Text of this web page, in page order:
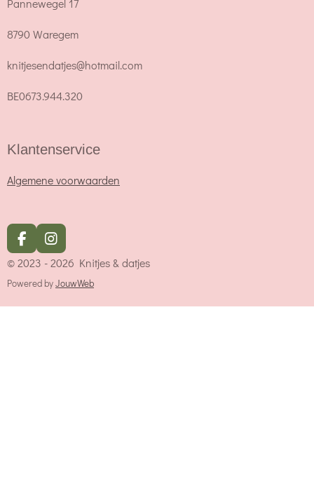
Pannewegel 17
8790 Waregem
knitjesendatjes@hotmail.com
BE0673.944.320
Klantenservice
Algemene voorwaarden
F
a
c
e
o
I
n
s
t
g
© 2023 - 2026 Knitjes & datjes
Powered byJouwWeb